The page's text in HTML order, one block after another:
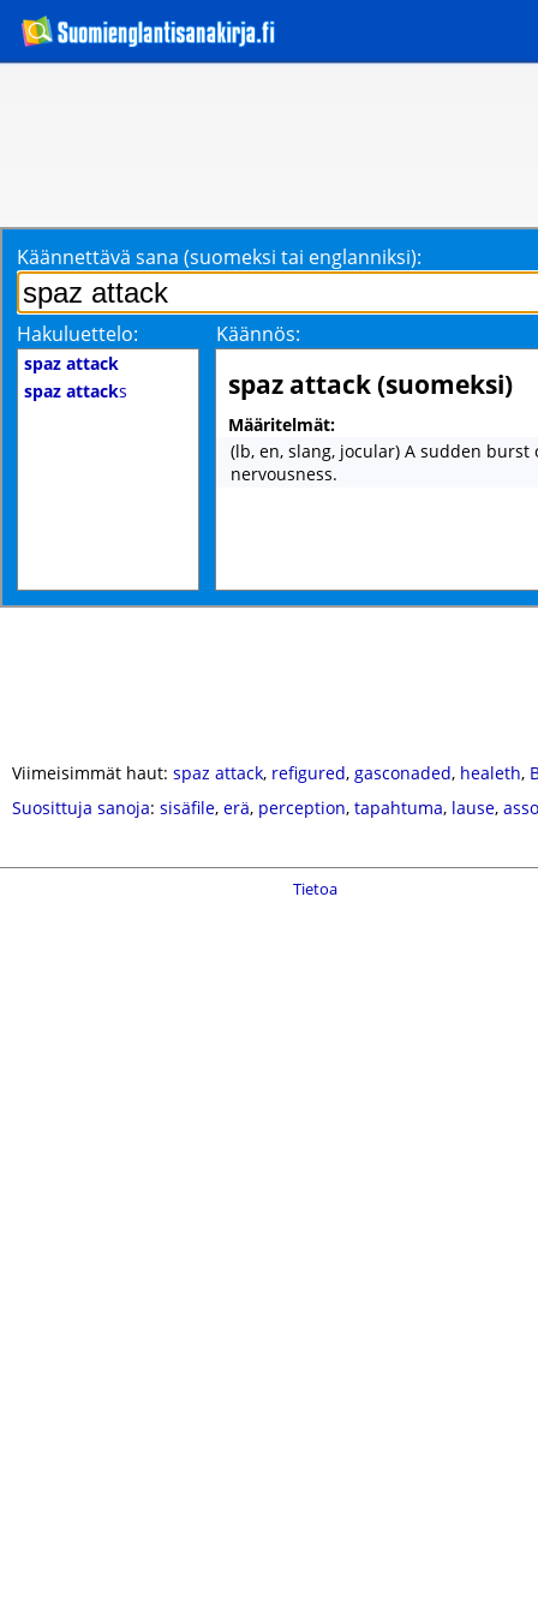
Käännettävä sana (suomeksi tai englanniksi):
Hakuluettelo: Käännös:
spaz attack
spaz attacks spaz attack (suomeksi)
Määritelmät:
(lb, en, slang, jocular) A sudden burst
nervousness.
Viimeisimmät haut: spaz attack, refigured, gasconaded, healeth,
Suosittuja sanoja: sisäfile, erä, perception, tapahtuma, lause,
Tietoa